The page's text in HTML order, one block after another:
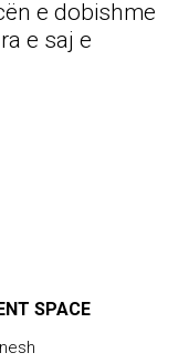
e dobishme
e saj e
SPACE